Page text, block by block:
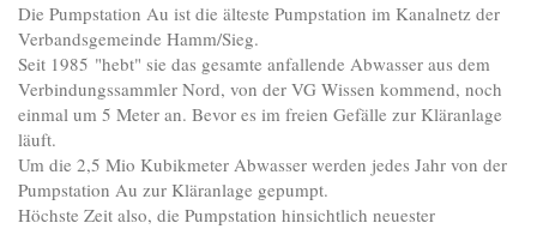
Die Pumpstation Au ist die älteste Pumpstation im Kanalnetz der
Verbandsgemeinde Hamm/Sieg.
Seit 1985 "hebt" sie das gesamte anfallende Abwasser aus dem
Verbindungssammler Nord, von der VG Wissen kommend, noch
einmal um 5 Meter an. Bevor es im freien Gefälle zur Kläranlage
läuft.
Um die 2,5 Mio Kubikmeter Abwasser werden jedes Jahr von der
Pumpstation Au zur Kläranlage gepumpt.
Höchste Zeit also, die Pumpstation hinsichtlich neuester